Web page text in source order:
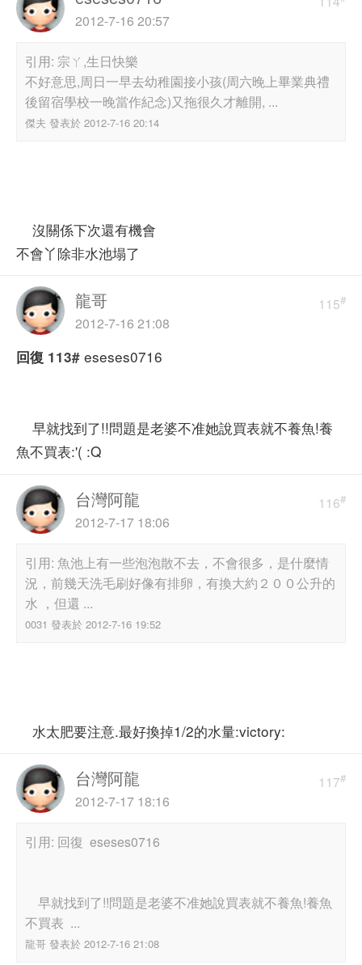
2012-7-16 20:57
引用: 宗ㄚ,生日快樂
不好意思,周日一早去幼稚園接小孩(周六晚上畢業典禮
後留宿學校一晚當作紀念)又拖很久才離開, ...
傑夫 發表於 2012-7-16 20:14
沒關係下次還有機會
不會丫除非水池塌了
115#
龍哥
2012-7-16 21:08
回復 113# eseses0716
早就找到了!!問題是老婆不准她說買表就不養魚!養
魚不買表:'( :Q
116#
台灣阿龍
2012-7-17 18:06
引用: 魚池上有一些泡泡散不去，不會很多，是什麼情
況，前幾天洗毛刷好像有排卵，有換大約２００公升的
水 ，但還 ...
0031 發表於 2012-7-16 19:52
水太肥要注意.最好換掉1/2的水量:victory:
117#
台灣阿龍
2012-7-17 18:16
引用: 回復 eseses0716
早就找到了!!問題是老婆不准她說買表就不養魚!養魚
不買表 ...
龍哥 發表於 2012-7-16 21:08